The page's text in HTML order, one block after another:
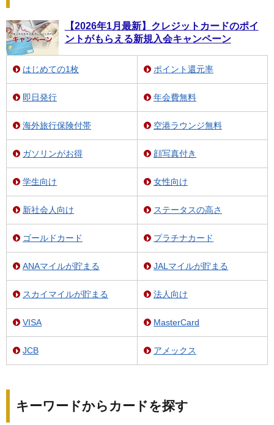
【2026年1月最新】クレジットカードのポイ
ントがもらえる新規入会キャンペーン
はじめての1枚 ポイント還元率
即日発行 年会費無料
海外旅行保険付帯 空港ラウンジ無料
ガソリンがお得 顔写真付き
学生向け 女性向け
新社会人向け ステータスの高さ
ゴールドカード プラチナカード
ANAマイルが貯まる JALマイルが貯まる
スカイマイルが貯まる 法人向け
VISA MasterCard
JCB アメックス
キーワードからカードを探す